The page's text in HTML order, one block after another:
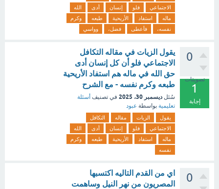
الاجتماعي
فلو إنسان أدى
الله
ماله
استفاد الأريحية طبعه
وكرم
نفسه،
فأعطى فضل، وواسي
0
تصويتات
1
إجابة
يقول الزيات في مقاله التكافل
الاجتماعي فلو أن كل إنسان أدى
حق الله في ماله هم استفاد الأريحية
طبعه وكرم نفسه - مع الشرح
سُئل ديسمبر 30، 2025 في تصنيف أسئلة
تعليمية بواسطة عبود
يقول الزيات مقاله
التكافل
الاجتماعي
فلو إنسان أدى
الله
ماله
استفاد الأريحية طبعه
وكرم
نفسه
0
اي من القدم التاليه اكتسبها
المصريون من نهر النيل وساهمت